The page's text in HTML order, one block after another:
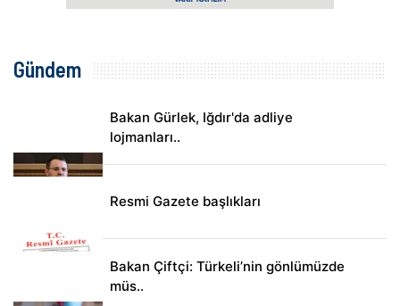
Gündem
Bakan Gürlek, Iğdır'da adliye
lojmanları..
Resmi Gazete başlıkları
Bakan Çiftçi: Türkeli’nin gönlümüzde
müs..